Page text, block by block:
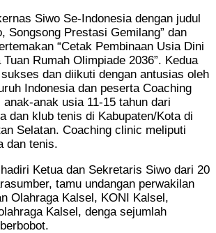
Siwo Se-Indonesia dengan judul
Songsong Prestasi Gemilang” dan
“Cetak Pembinaan Usia Dini
Rumah Olimpiade 2036”. Kedua
dan diikuti dengan antusias oleh
Indonesia dan peserta Coaching
anak usia 11-15 tahun dari
dan klub tenis di Kabupaten/Kota di
Selatan. Coaching clinic meliputi
dan tenis.
Ketua dan Sekretaris Siwo dari 20
tamu undangan perwakilan
Olahraga Kalsel, KONI Kalsel,
Kalsel, denga sejumlah